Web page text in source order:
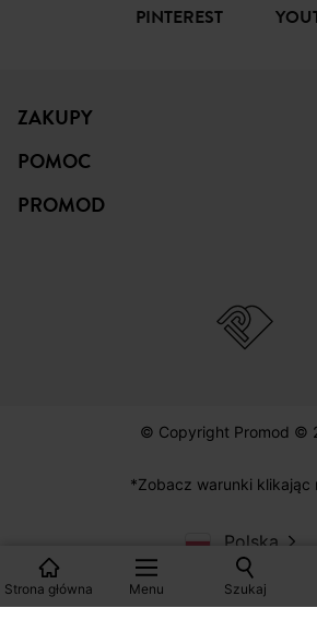
Strona główna Menu Szukaj
PINTEREST
ZAKUPY
POMOC
PROMOD
© Copyright Promod ©
*Zobacz warunki klikając
Polska